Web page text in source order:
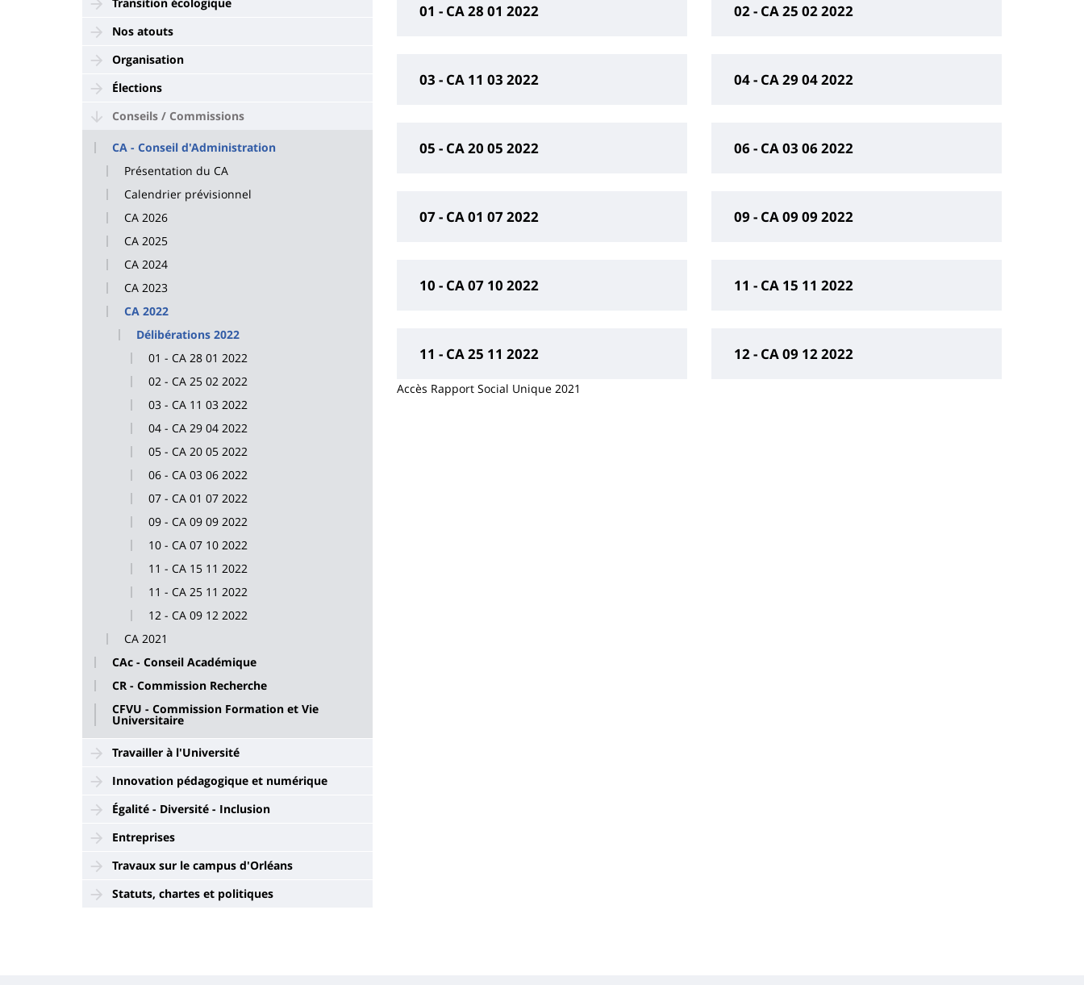
Nos atouts
Organisation
Élections
Conseils / Commissions
CA - Conseil d'Administration
Présentation du CA
Calendrier prévisionnel
CA 2026
CA 2025
CA 2024
CA 2023
CA 2022
Délibérations 2022
01 - CA 28 01 2022
02 - CA 25 02 2022
03 - CA 11 03 2022
04 - CA 29 04 2022
05 - CA 20 05 2022
06 - CA 03 06 2022
07 - CA 01 07 2022
09 - CA 09 09 2022
10 - CA 07 10 2022
11 - CA 15 11 2022
11 - CA 25 11 2022
12 - CA 09 12 2022
CA 2021
CAc - Conseil Académique
CR - Commission Recherche
CFVU - Commission Formation et Vie
Universitaire
Travailler à l'Université
Innovation pédagogique et numérique
Égalité - Diversité - Inclusion
Entreprises
Travaux sur le campus d'Orléans
Statuts, chartes et politiques
01 - CA 28 01 2022 02 - CA 25 02 2022
03 - CA 11 03 2022 04 - CA 29 04 2022
05 - CA 20 05 2022 06 - CA 03 06 2022
07 - CA 01 07 2022 09 - CA 09 09 2022
10 - CA 07 10 2022 11 - CA 15 11 2022
11 - CA 25 11 2022
Accès Rapport Social Unique 2021
12 - CA 09 12 2022